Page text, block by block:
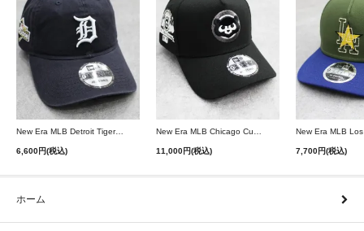
New Era MLB Detroit Tigers Postseason 9Twenty Strapback Cap - Navy
6,600円(税込) 11,000円(税込) 7,700円(税込)
ホーム